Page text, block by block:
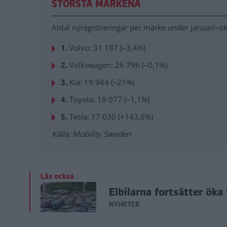
STÖRSTA MÄRKENA
Antal nyregistreringar per märke under
1. Volvo: 31 187 (–3,4%)
2. Volkswagen: 26 796 (–0,1%)
3. Kia: 19 944 (–21%)
4. Toyota: 19 077 (–1,1%)
5. Tesla: 17 030 (+143,6%)
Källa: Mobility Sweden
Läs också
Elbilarna fortsätter
NYHETER